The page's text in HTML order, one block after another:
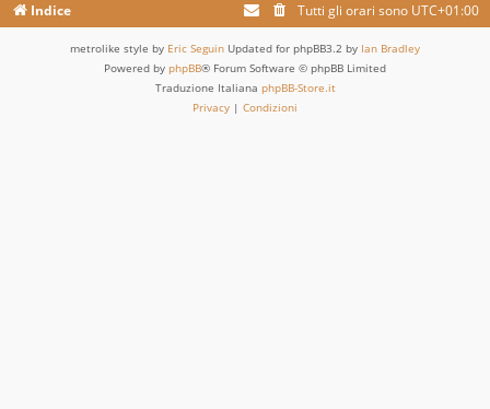
Indice Tutti gli orari sono UTC+01:00
metrolike style by Eric Seguin Updated for phpBB3.2 by Ian Bradley
Powered by phpBB® Forum Software © phpBB Limited
Traduzione Italiana phpBB-Store.it
Privacy | Condizioni